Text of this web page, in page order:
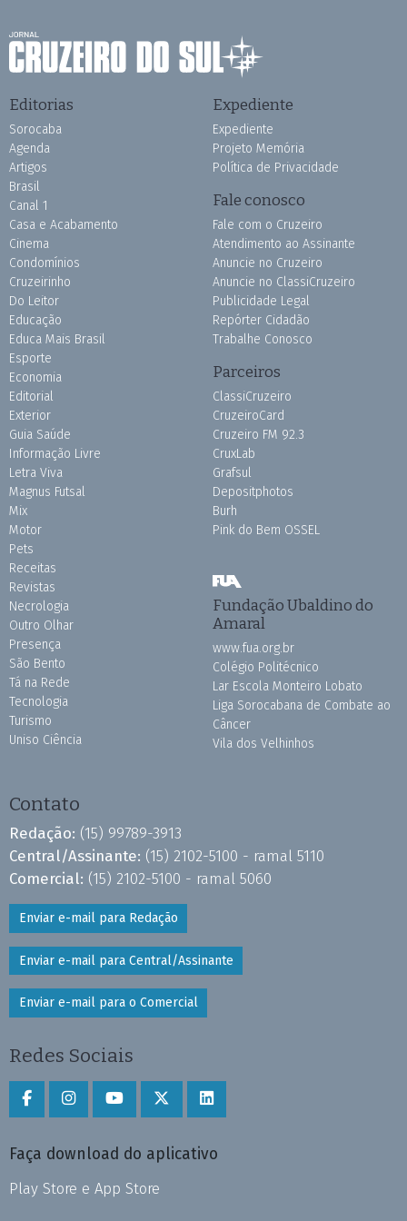
Editorias
Sorocaba
Agenda
Artigos
Brasil
Canal 1
Casa e Acabamento
Cinema
Condomínios
Cruzeirinho
Do Leitor
Educação
Educa Mais Brasil
Esporte
Economia
Editorial
Exterior
Guia Saúde
Informação Livre
Letra Viva
Magnus Futsal
Mix
Motor
Pets
Receitas
Revistas
Necrologia
Outro Olhar
Presença
São Bento
Tá na Rede
Tecnologia
Turismo
Uniso Ciência
Expediente
Expediente
Projeto Memória
Política de Privacidade
Fale conosco
Fale com o Cruzeiro
Atendimento ao Assinante
Anuncie no Cruzeiro
Anuncie no ClassiCruzeiro
Publicidade Legal
Repórter Cidadão
Trabalhe Conosco
Parceiros
ClassiCruzeiro
CruzeiroCard
Cruzeiro FM 92.3
CruxLab
Grafsul
Depositphotos
Burh
Pink do Bem OSSEL
Fundação Ubaldino do
Amaral
www.fua.org.br
Colégio Politécnico
Lar Escola Monteiro Lobato
Liga Sorocabana de Combate ao
Câncer
Vila dos Velhinhos
Contato
Redação: (15) 99789-3913
Central/Assinante: (15) 2102-5100 - ramal 5110
Comercial: (15) 2102-5100 - ramal 5060
Enviar e-mail para Redação
Enviar e-mail para Central/Assinante
Enviar e-mail para o Comercial
Redes Sociais
Faça download do aplicativo
Play Store e App Store